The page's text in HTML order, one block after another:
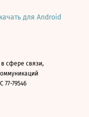
для Android
сфере связи,
79546